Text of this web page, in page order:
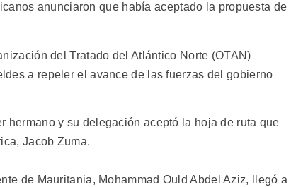
anunciaron que había aceptado la propuesta de
del Tratado del Atlántico Norte (OTAN)
a repeler el avance de las fuerzas del gobierno
hermano y su delegación aceptó la hoja de ruta que
Jacob Zuma.
de Mauritania, Mohammad Ould Abdel Aziz, llegó a